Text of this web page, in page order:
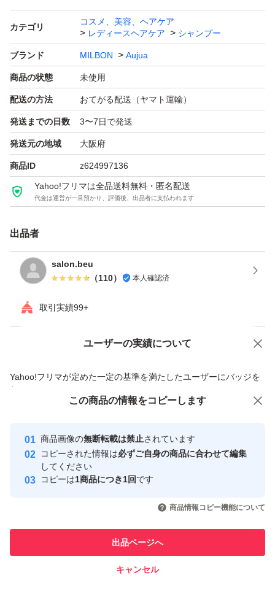
テアリン酸PEG-40水添ヒマシ油、ココイルイセチオン酸
Na、ラウロイルアスパラギン酸Na、ラウレス-16、グリ
チルリチン酸2K、サクシニルグリチルレチン酸2Na、リ
ンゴ酸、BG、グリセリン、エタノール、水酸化Na、メチ
ルクロロイソチアゾリノン、メチルイソチアゾリノン、香
カテゴリ
コスメ、美容、ヘアケア
レディースヘアケア
シャンプー
ブランド MILBON Aujua
商品の状態 未使用
配送の方法 おてがる配送（ヤマト運輸）
発送までの日数 3〜7日で発送
発送元の地域 大阪府
商品ID z624997136
Yahoo!フリマは全品送料無料・匿名配送
代金は運営が一旦預かり、評価後、出品者に支払われます
出品者
salon.beu
（110） 本人確認済
取引実績99+
ユーザーの実績について
Yahoo!フリマが定めた一定の基準を満たしたユーザーにバッジを
付与しています
安心取引出品者
心・安全なユーザーです
取引実績
引を完了させた実績があります
での取引実績があります
価格の相談 商品への質問
この商品の情報をコピーします
商品画像の無断転載は禁止されています
コピーされた情報は必ずご自身の商品に合わせて編集
してください
コピーは1商品につき1回です
商品情報コピー機能について
出品ページへ
キャンセル
この商品をみている人にオススメ